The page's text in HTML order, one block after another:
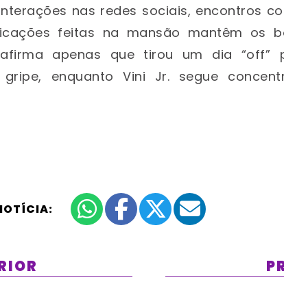
nas redes sociais, encontros
feitas na mansão mantêm os
apenas que tirou um dia “off”
enquanto Vini Jr. segue